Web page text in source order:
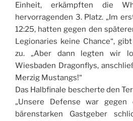
Einheit, erkämpften die
hervorragenden 3. Platz. „Im
12:25, hatten gegen den
Legionaries keine Chance“,
zu. „Aber dann legten wir
Wiesbaden Dragonflys,
Merzig Mustangs!“
Das Halbfinale bescherte den
„Unsere Defense war
bärenstarken Gastgeber